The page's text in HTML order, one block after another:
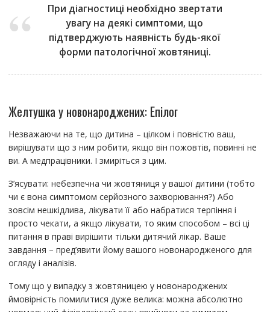
При діагностиці необхідно звертати
увагу на деякі симптоми, що
підтверджують наявність будь-якої
форми патологічної жовтяниці.
Желтушка у новонароджених: Епілог
Незважаючи на те, що дитина – цілком і повністю ваш,
вирішувати що з ним робити, якщо він пожовтів, повинні не
ви. А медпрацівники. І змиріться з цим.
З’ясувати: небезпечна чи жовтяниця у вашої дитини (тобто
чи є вона симптомом серйозного захворювання?) Або
зовсім нешкідлива, лікувати її або набратися терпіння і
просто чекати, а якщо лікувати, то яким способом – всі ці
питання в праві вирішити тільки дитячий лікар. Ваше
завдання – пред’явити йому вашого новонародженого для
огляду і аналізів.
Тому що у випадку з жовтяницею у новонароджених
ймовірність помилитися дуже велика: можна абсолютно